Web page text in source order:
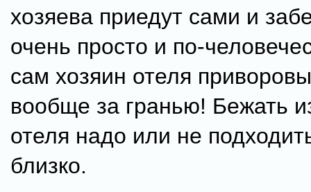
хозяева приедут сами и
очень просто и по-
сам хозяин отеля
вообще за гранью! Бежать
отеля надо или не
близко.